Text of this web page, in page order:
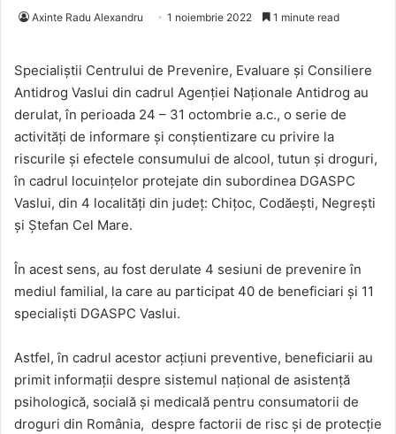
Axinte Radu Alexandru 1 noiembrie 2022 1 minute read
Specialiştii Centrului de Prevenire, Evaluare şi Consiliere
Antidrog Vaslui din cadrul Agenţiei Naţionale Antidrog au
derulat, în perioada 24 – 31 octombrie a.c., o serie de
activităţi de informare şi conştientizare cu privire la
riscurile și efectele consumului de alcool, tutun şi droguri,
în cadrul locuințelor protejate din subordinea DGASPC
Vaslui, din 4 localităţi din județ: Chiţoc, Codăeşti, Negreşti
şi Ştefan Cel Mare.
În acest sens, au fost derulate 4 sesiuni de prevenire în
mediul familial, la care au participat 40 de beneficiari şi 11
specialişti DGASPC Vaslui.
Astfel, în cadrul acestor acțiuni preventive, beneficiarii au
primit informații despre sistemul național de asistență
psihologică, socială și medicală pentru consumatorii de
droguri din România, despre factorii de risc și de protecție